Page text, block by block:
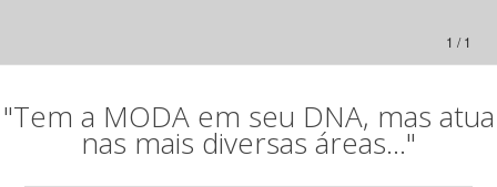
1 / 1
"Tem a MODA em seu DNA, mas atua
nas mais diversas áreas..."